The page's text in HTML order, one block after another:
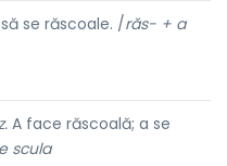
se răscoale. /răs- + a
A face răscoală; a se
scula